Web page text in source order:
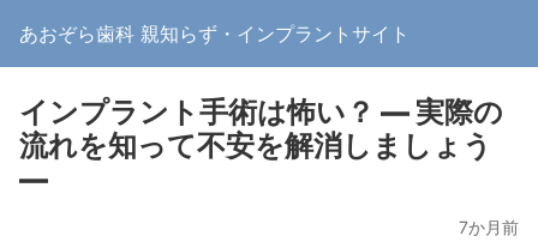
あおぞら歯科 親知らず・インプラントサイト
インプラント手術は怖い？ ― 実際の
流れを知って不安を解消しましょう
―
7か月前